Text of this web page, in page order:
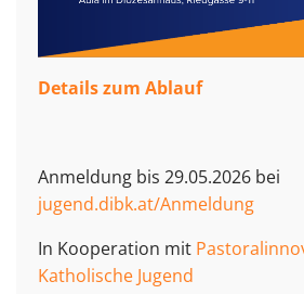
Details zum Ablauf
Anmeldung bis 29.05.2026 bei
jugend.dibk.at/Anmeldung
In Kooperation mit
Katholische Jugend